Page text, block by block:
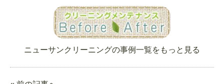
ニューサンクリーニングの事例一覧をもっと見る